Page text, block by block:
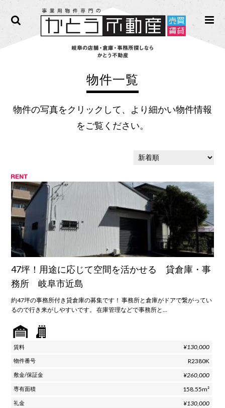
物件一覧
物件の写真をクリックして、より細かい物件情報
をご覧ください。
47坪！用途に応じて空間を活かせる 貸倉庫・事
務所 岐阜市近島
約47坪の事務所付き貸倉庫の募集です！ 事務所と倉庫がドアで繋がってい
るので行き来がしやすいです。 在庫管理などで事務所と…
¥130,000
R2380K
¥260,000
158.55m²
¥130,000